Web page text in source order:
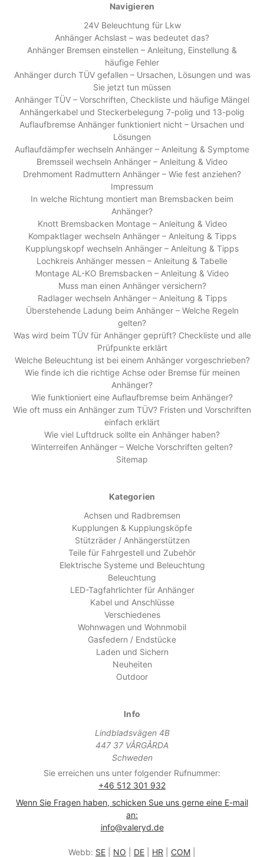
Navigieren
24V Beleuchtung für Lkw
Anhänger Achslast – was bedeutet das?
Anhänger Bremsen einstellen – Anleitung, Einstellung &
häufige Fehler
Anhänger durch TÜV gefallen – Ursachen, Lösungen und was
Sie jetzt tun müssen
Anhänger TÜV – Vorschriften, Checkliste und häufige Mängel
Anhängerkabel und Steckerbelegung 7-polig und 13-polig
Auflaufbremse Anhänger funktioniert nicht – Ursachen und
Lösungen
Auflaufdämpfer wechseln Anhänger – Anleitung & Symptome
Bremsseil wechseln Anhänger – Anleitung & Video
Drehmoment Radmuttern Anhänger – Wie fest anziehen?
Impressum
In welche Richtung montiert man Bremsbacken beim
Anhänger?
Knott Bremsbacken Montage – Anleitung & Video
Kompaktlager wechseln Anhänger – Anleitung & Tipps
Kupplungskopf wechseln Anhänger – Anleitung & Tipps
Lochkreis Anhänger messen – Anleitung & Tabelle
Montage AL-KO Bremsbacken – Anleitung & Video
Muss man einen Anhänger versichern?
Radlager wechseln Anhänger – Anleitung & Tipps
Überstehende Ladung beim Anhänger – Welche Regeln
gelten?
Was wird beim TÜV für Anhänger geprüft? Checkliste und alle
Prüfpunkte erklärt
Welche Beleuchtung ist bei einem Anhänger vorgeschrieben?
Wie finde ich die richtige Achse oder Bremse für meinen
Anhänger?
Wie funktioniert eine Auflaufbremse beim Anhänger?
Wie oft muss ein Anhänger zum TÜV? Fristen und Vorschriften
einfach erklärt
Wie viel Luftdruck sollte ein Anhänger haben?
Winterreifen Anhänger – Welche Vorschriften gelten?
Sitemap
Kategorien
Achsen und Radbremsen
Kupplungen & Kupplungsköpfe
Stützräder / Anhängerstützen
Teile für Fahrgestell und Zubehör
Elektrische Systeme und Beleuchtung
Beleuchtung
LED-Tagfahrlichter für Anhänger
Kabel und Anschlüsse
Verschiedenes
Wohnwagen und Wohnmobil
Gasfedern / Endstücke
Laden und Sichern
Neuheiten
Outdoor
Info
Lindbladsvägen 4B
447 37 VÅRGÅRDA
Schweden
Sie erreichen uns unter folgender Rufnummer:
+46 512 301 932
Wenn Sie Fragen haben, schicken Sue uns gerne eine E-mail
an:
info@valeryd.de
Webb: SE NO DE HR COM